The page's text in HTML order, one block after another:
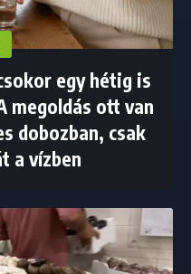
egy hétig is
megoldás ott van
dobozban, csak
a vízben